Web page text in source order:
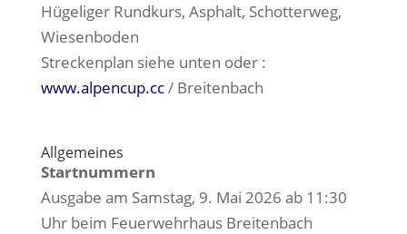
Hügeliger Rundkurs, Asphalt, Schotterweg,
Wiesenboden
Streckenplan siehe unten oder :
www.alpencup.cc/ Breitenbach
Allgemeines
Startnummern
Ausgabe am Samstag, 9. Mai 2026 ab 11:30
Uhr beim Feuerwehrhaus Breitenbach